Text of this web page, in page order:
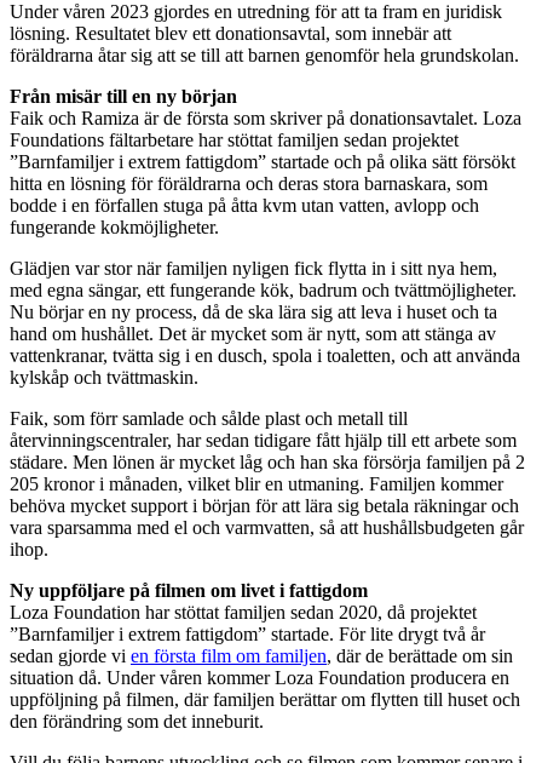
Under våren 2023 gjordes en utredning för att ta fram en juridisk
lösning. Resultatet blev ett donationsavtal, som innebär att
föräldrarna åtar sig att se till att barnen genomför hela grundskolan.
Från misär till en ny början
Faik och Ramiza är de första som skriver på donationsavtalet. Loza
Foundations fältarbetare har stöttat familjen sedan projektet
”Barnfamiljer i extrem fattigdom” startade och på olika sätt försökt
hitta en lösning för föräldrarna och deras stora barnaskara, som
bodde i en förfallen stuga på åtta kvm utan vatten, avlopp och
fungerande kokmöjligheter.
Glädjen var stor när familjen nyligen fick flytta in i sitt nya hem,
med egna sängar, ett fungerande kök, badrum och tvättmöjligheter.
Nu börjar en ny process, då de ska lära sig att leva i huset och ta
hand om hushållet. Det är mycket som är nytt, som att stänga av
vattenkranar, tvätta sig i en dusch, spola i toaletten, och att använda
kylskåp och tvättmaskin.
Faik, som förr samlade och sålde plast och metall till
återvinningscentraler, har sedan tidigare fått hjälp till ett arbete som
städare. Men lönen är mycket låg och han ska försörja familjen på 2
205 kronor i månaden, vilket blir en utmaning. Familjen kommer
behöva mycket support i början för att lära sig betala räkningar och
vara sparsamma med el och varmvatten, så att hushållsbudgeten går
ihop.
Ny uppföljare på filmen om livet i fattigdom
Loza Foundation har stöttat familjen sedan 2020, då projektet
”Barnfamiljer i extrem fattigdom” startade. För lite drygt två år
sedan gjorde vi en första film om familjen, där de berättade om sin
situation då. Under våren kommer Loza Foundation producera en
uppföljning på filmen, där familjen berättar om flytten till huset och
den förändring som det inneburit.